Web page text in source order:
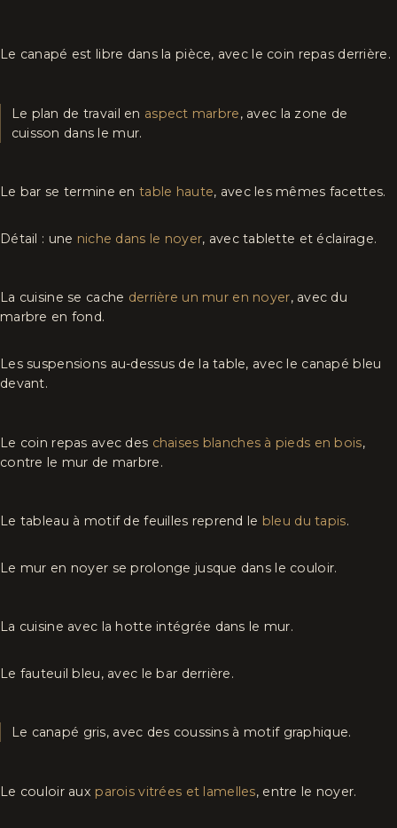
Le canapé est libre dans la pièce, avec le coin repas derrière.
Le plan de travail en aspect marbre, avec la zone de
cuisson dans le mur.
Le bar se termine en table haute, avec les mêmes facettes.
Détail : une niche dans le noyer, avec tablette et éclairage.
La cuisine se cache derrière un mur en noyer, avec du
marbre en fond.
Les suspensions au-dessus de la table, avec le canapé bleu
devant.
Le coin repas avec des chaises blanches à pieds en bois,
contre le mur de marbre.
Le tableau à motif de feuilles reprend le bleu du tapis.
Le mur en noyer se prolonge jusque dans le couloir.
La cuisine avec la hotte intégrée dans le mur.
Le fauteuil bleu, avec le bar derrière.
Le canapé gris, avec des coussins à motif graphique.
Le couloir aux parois vitrées et lamelles, entre le noyer.